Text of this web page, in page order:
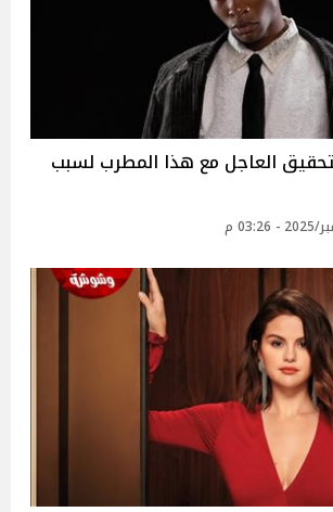
العاجل مع هذا المطرب لسبب